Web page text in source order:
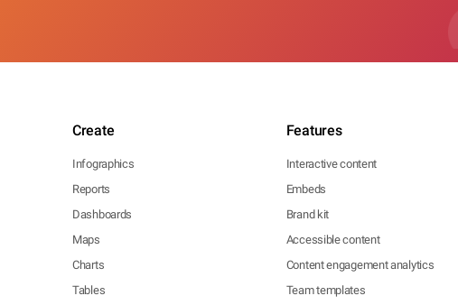
Create
Infographics
Reports
Dashboards
Maps
Charts
Tables
Features
Interactive content
Embeds
Brand kit
Accessible content
Content engagement analytics
Team templates